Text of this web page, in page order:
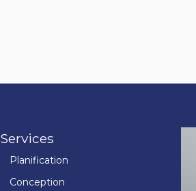
Services
Planification
Conception